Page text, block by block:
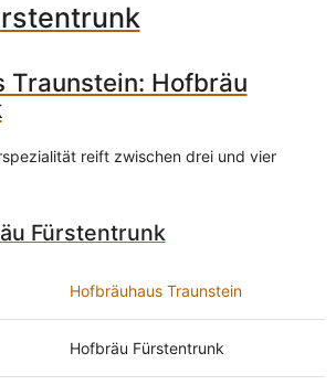
Traunstein: Hofbräu
reift zwischen drei und vier
Fürstentrunk
Hofbräuhaus Traunstein
Hofbräu Fürstentrunk